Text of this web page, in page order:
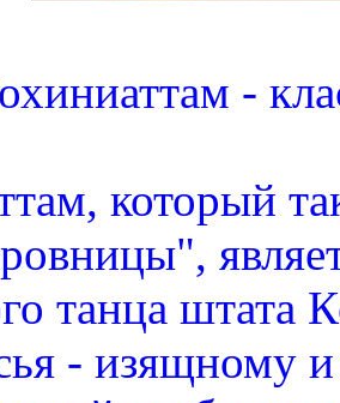
-
который
танца штата
- изящному